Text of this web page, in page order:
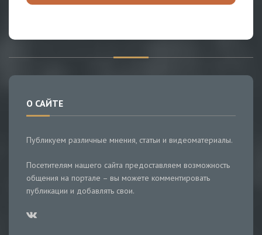
О САЙТЕ
Публикуем различные мнения, статьи и видеоматериалы.
Посетителям нашего сайта предоставляем возможность
общения на портале – вы можете комментировать
публикации и добавлять свои.